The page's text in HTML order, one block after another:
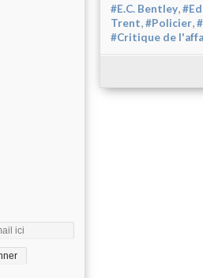
#E.C. Bentley,
Trent,#Policier,
#Critique de